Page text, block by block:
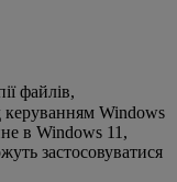
файлів,
керуванням Windows
в Windows 11,
застосовуватися